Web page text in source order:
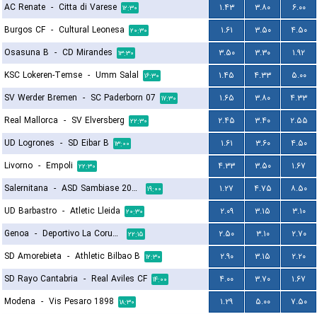
AC Renate - Citta di Varese ۱۲:۳۰ ۱.۴۳ ۳.۸۰
۶.۰۰
Burgos CF - Cultural Leonesa ۲۰:۳۰ ۱.۶۱ ۳.۵۰
۴.۵۰
Osasuna B - CD Mirandes ۱۳:۳۰ ۳.۵۰ ۳.۳۰
۱.۹۲
KSC Lokeren-Temse - Umm Salal ۱۶:۳۰ ۱.۴۵ ۴.۳۳
۵.۰۰
SV Werder Bremen - SC Paderborn 07 ۱۷:۳۰ ۱.۶۵ ۳.۸۰
۴.۳۳
Real Mallorca - SV Elversberg ۲۲:۳۰ ۲.۴۵ ۳.۴۰
۲.۵۵
UD Logrones - SD Eibar B ۱۳:۰۰ ۱.۶۱ ۳.۶۰
۴.۵۰
Livorno - Empoli ۲۲:۳۰ ۴.۳۳ ۳.۵۰
۱.۶۷
Salernitana - ASD Sambiase 2023 ۱۹:۰۰ ۱.۲۷ ۴.۷۵
۸.۵۰
UD Barbastro - Atletic Lleida ۲۰:۳۰ ۲.۰۹ ۳.۱۵
۳.۱۰
Genoa - Deportivo La Coruna ۲۲:۱۵ ۲.۵۰ ۳.۱۰
۲.۷۰
SD Amorebieta - Athletic Bilbao B ۱۲:۳۰ ۲.۹۰ ۳.۱۵
۲.۲۰
SD Rayo Cantabria - Real Aviles CF ۱۴:۰۰ ۴.۰۰ ۳.۷۰
۱.۶۷
Modena - Vis Pesaro 1898 ۱۸:۳۰ ۱.۲۹ ۵.۰۰
۷.۵۰